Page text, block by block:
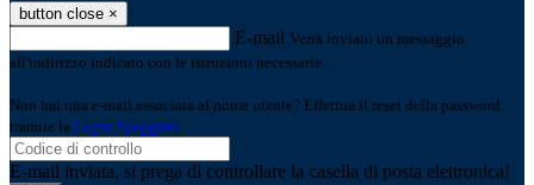
button close ×
E-mail Verrà inviato un messaggio
all'indirizzo indicato con le istruzioni necessarie.
Non hai una e-mail associata al nome utente? Effettua il reset della password
tramite la Login Spaggiari
E-mail inviata, si prega di controllare la casella di posta elettronica!